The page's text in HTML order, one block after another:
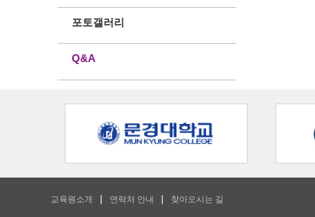
포토갤러리
Q&A
교육원소개 연락처 안내 찾아오시는 길